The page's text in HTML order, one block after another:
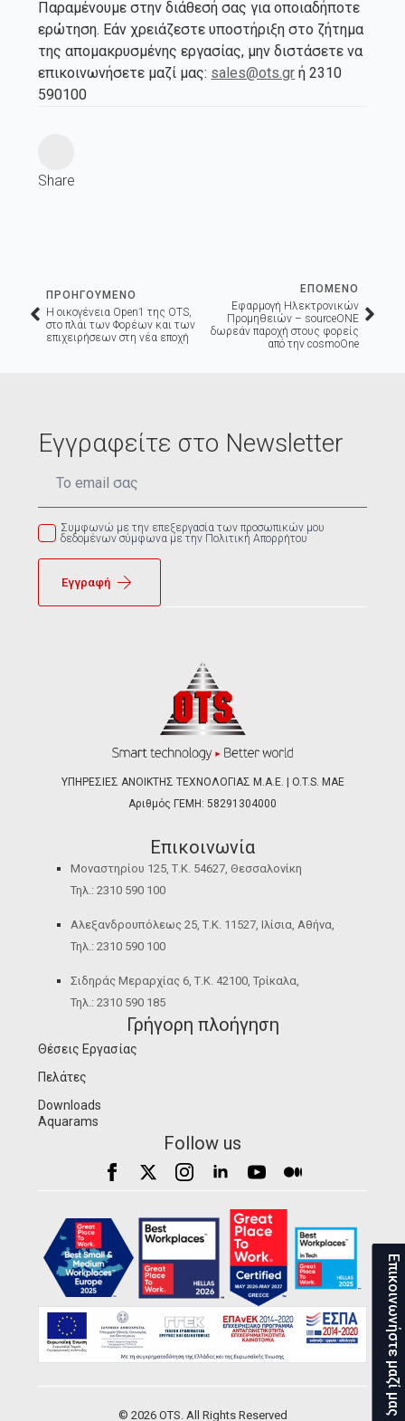
Share
Παραμένουμε στην διάθεσή σας για οποιαδήποτε
ερώτηση. Εάν χρειάζεστε υποστήριξη στο ζήτημα
της απομακρυσμένης εργασίας, μην διστάσετε να
επικοινωνήσετε μαζί μας: sales@ots.gr ή 2310
590100
ΠΡΟΗΓΟΥΜΕΝΟ
H οικογένεια Open1 της OTS,
στο πλάι των Φορέων και των
επιχειρήσεων στη νέα εποχή
ΕΠΟΜΕΝΟ
Εφαρμογή Ηλεκτρονικών
Προμηθειών – sourceONE
δωρεάν παροχή στους φορείς
από την cosmoOne
Εγγραφείτε στο Newsletter
Συμφωνώ με την επεξεργασία των προσωπικών μου
δεδομένων σύμφωνα με την Πολιτική Απορρήτου
Εγγραφή
ΥΠΗΡΕΣΙΕΣ ΑΝΟΙΚΤΗΣ ΤΕΧΝΟΛΟΓΙΑΣ Μ.Α.Ε. | O.T.S. ΜΑΕ
Αριθμός ΓΕΜΗ: 58291304000
Επικοινωνία
Μοναστηρίου 125, Τ.Κ. 54627, Θεσσαλονίκη
Τηλ.: 2310 590 100
Αλεξανδρουπόλεως 25, Τ.Κ. 11527, Ιλίσια, Αθήνα,
Τηλ.: 2310 590 100
Σιδηράς Μεραρχίας 6, Τ.Κ. 42100, Τρίκαλα,
Τηλ.: 2310 590 185
Γρήγορη πλοήγηση
Θέσεις Εργασίας
Πελάτες
Downloads
Aquarams
Follow us
© 2026 OTS. All Rights Reserved Επικοινωνήστε μαζί μας